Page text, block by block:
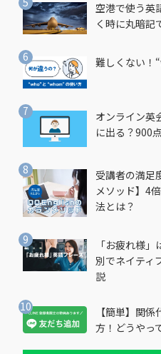
空港で使う英
く時に丸暗記
難しくない！
オンライン英
に出る？900
受講者の満足
メソッド】4
法とは？
「お疲れ様
別でネイティ
説
【簡単】関
方！どうやっ